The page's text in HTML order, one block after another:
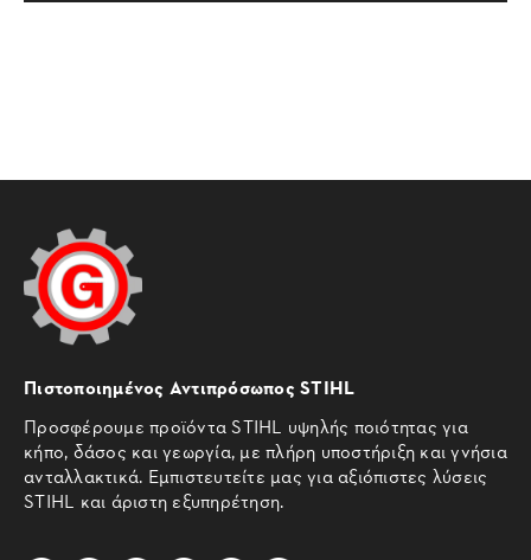
Πιστοποιημένος Αντιπρόσωπος STIHL
Προσφέρουμε προϊόντα STIHL υψηλής ποιότητας για
κήπο, δάσος και γεωργία, με πλήρη υποστήριξη και γνήσια
ανταλλακτικά. Εμπιστευτείτε μας για αξιόπιστες λύσεις
STIHL και άριστη εξυπηρέτηση.